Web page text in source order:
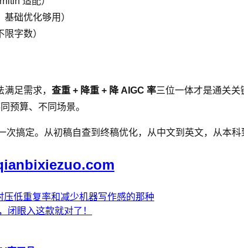
础优化够用）
字数）
足需求， 查重 + 降重 + 降 AIGC 率三位一体才是通关
预算、不同场景。
搞定。从初稿自查到终稿优化，从中文到英文，从本
低重复率和减少机器写作感的那种
闭眼入这款就对了！